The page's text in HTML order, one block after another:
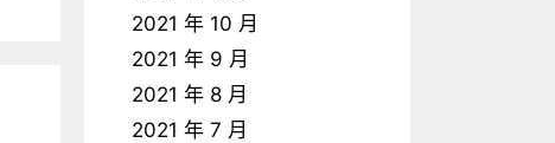
2021 年 10 月
2021 年 9 月
2021 年 8 月
2021 年 7 月